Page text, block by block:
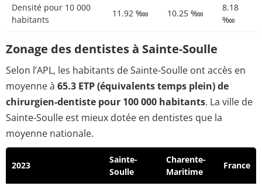
Densité pour 10 000
habitants
11.92 ‱ 10.25 ‱
8.18
‱
Zonage des dentistes à Sainte-Soulle
Selon l’APL, les habitants de Sainte-Soulle ont accès en
moyenne à 65.3 ETP (équivalents temps plein) de
chirurgien-dentiste pour 100 000 habitants. La ville de
Sainte-Soulle est mieux dotée en dentistes que la
moyenne nationale.
2023
Sainte-
Soulle
Charente-
Maritime
France